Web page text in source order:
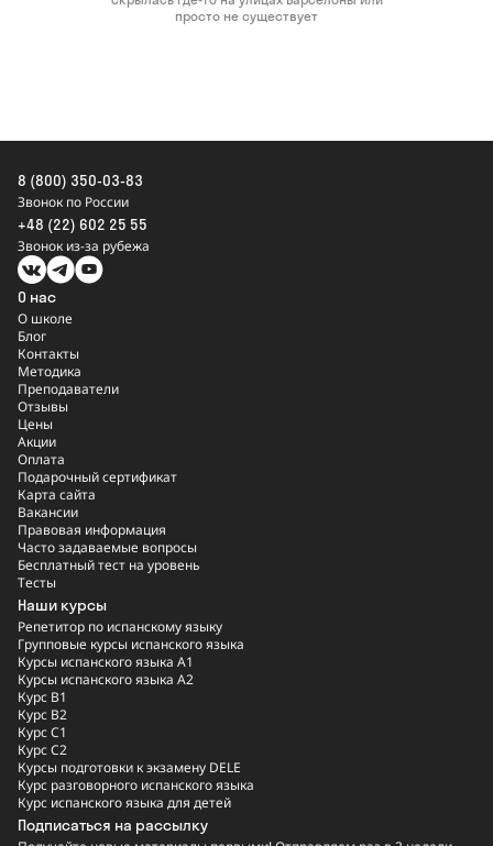
просто не существует
8 (800) 350-03-83
Звонок по России
+48 (22) 602 25 55
Звонок из-за рубежа
О нас
О школе
Блог
Контакты
Методика
Преподаватели
Отзывы
Цены
Акции
Оплата
Подарочный сертификат
Карта сайта
Вакансии
Правовая информация
Часто задаваемые вопросы
Бесплатный тест на уровень
Тесты
Наши курсы
Репетитор по испанскому языку
Групповые курсы испанского языка
Курсы испанского языка A1
Курсы испанского языка A2
Курс B1
Курс B2
Курс C1
Курс C2
Курсы подготовки к экзамену DELE
Курс разговорного испанского языка
Курс испанского языка для детей
Подписаться на рассылку